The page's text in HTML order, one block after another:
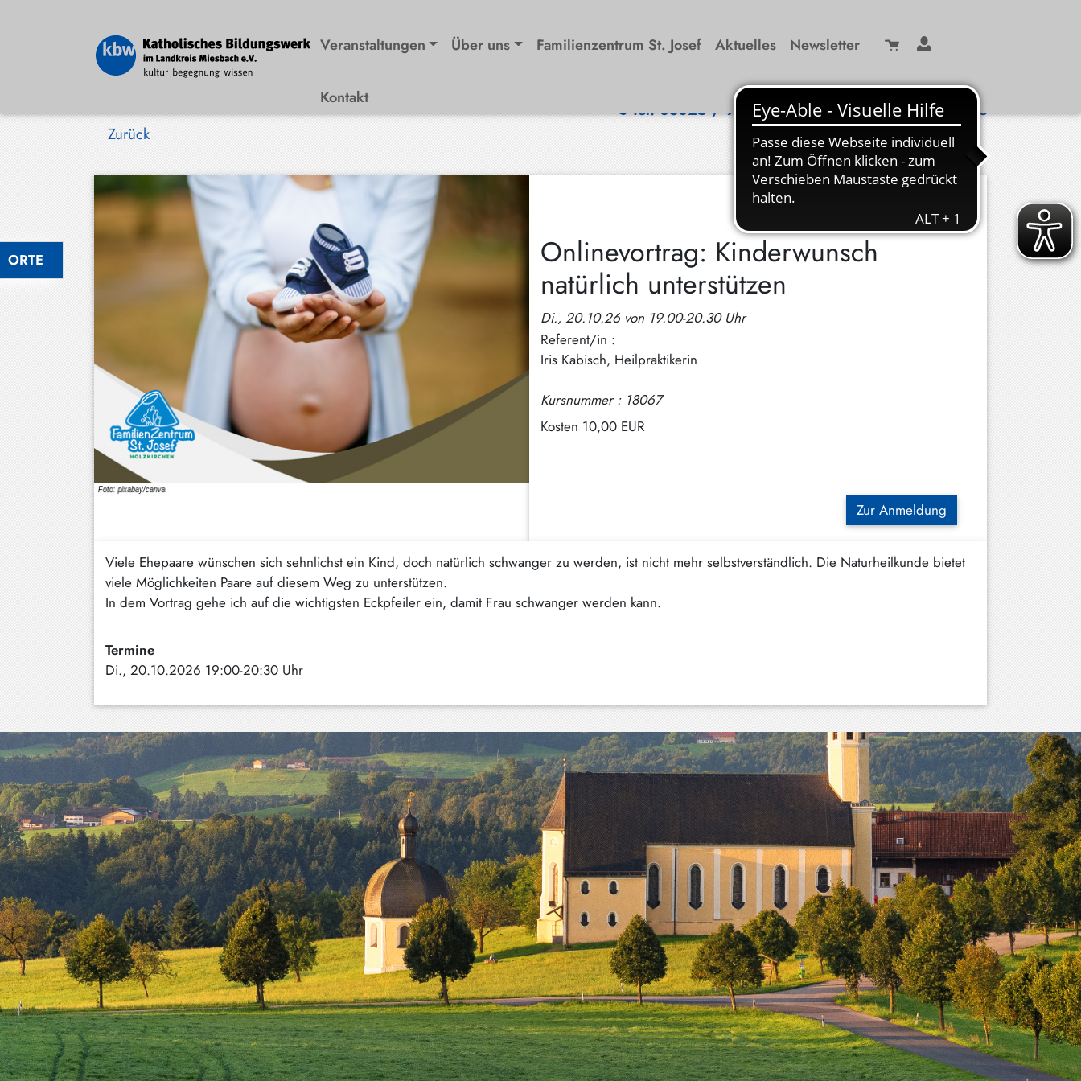
ORTE
Veranstaltungen Über uns Familienzentrum St. Josef Aktuelles Newsletter
Kontakt
Tel. 08025 / 99 29-0
info(at)kbw-miesbach.de
Zurück
< 160. von 299 Veranstaltungen >
Onlinevortrag: Kinderwunsch
natürlich unterstützen
Di., 20.10.26 von 19.00-20.30 Uhr
Referent/in :
Iris Kabisch, Heilpraktikerin
Kursnummer : 18067
Kosten 10,00 EUR
Zur Anmeldung
Viele Ehepaare wünschen sich sehnlichst ein Kind, doch natürlich schwanger zu werden, ist nicht mehr selbstverständlich. Die Naturheilkunde bietet
viele Möglichkeiten Paare auf diesem Weg zu unterstützen.
In dem Vortrag gehe ich auf die wichtigsten Eckpfeiler ein, damit Frau schwanger werden kann.
Termine
Di., 20.10.2026 19:00-20:30 Uhr
Wiessee
Bayrischzell
Darching
Elbach
Gmund
Großhartpenning
Hausham
Holzkirchen
Hundham
Irschenberg
Kreuth
Leitzachtal
Miesbach
Neuhaus
Niklasreuth
Otterfing
Rottach-
Egern
Schaftlach
/
Waakirchen
Schliersee
Warngau
/
Wall
Weyarn